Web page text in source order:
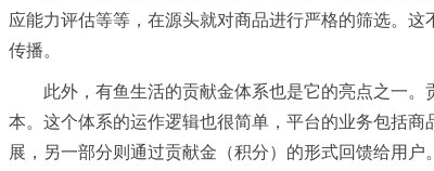
应能力评估等等，在源头就对商品进行严格的筛选。
传播。
此外，有鱼生活的贡献金体系也是它的亮点之一
本。这个体系的运作逻辑也很简单，平台的业务包括
展，另一部分则通过贡献金（积分）的形式回馈给用户。